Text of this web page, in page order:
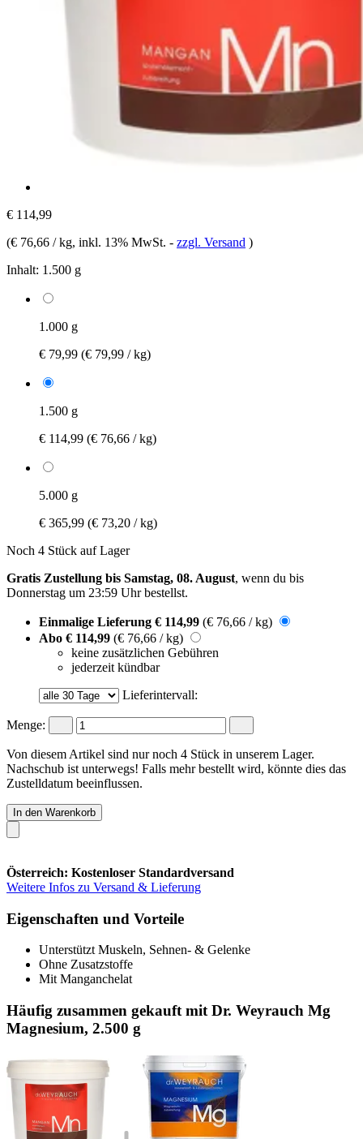
€ 114,99
(€ 76,66 / kg, inkl. 13% MwSt. - zzgl. Versand )
Inhalt: 1.500 g
1.000 g
€ 79,99 (€ 79,99 / kg)
1.500 g
€ 114,99 (€ 76,66 / kg)
5.000 g
€ 365,99 (€ 73,20 / kg)
Noch 4 Stück auf Lager
Gratis Zustellung bis Samstag, 08. August, wenn du bis
Donnerstag um 23:59 Uhrbestellst.
Einmalige Lieferung € 114,99 (€ 76,66 / kg)
Abo € 114,99 (€ 76,66 / kg)
keine zusätzlichen Gebühren
jederzeit kündbar
Lieferintervall:
Menge:
Von diesem Artikel sind nur noch 4 Stück in unserem Lager.
Nachschub ist unterwegs! Falls mehr bestellt wird, könnte dies das
Zustelldatum beeinflussen.
In den Warenkorb
Österreich: Kostenloser Standardversand
Weitere Infos zu Versand & Lieferung
Eigenschaften und Vorteile
Unterstützt Muskeln, Sehnen- & Gelenke
Ohne Zusatzstoffe
Mit Manganchelat
Häufig zusammen gekauft mit Dr. Weyrauch Mg
Magnesium, 2.500 g